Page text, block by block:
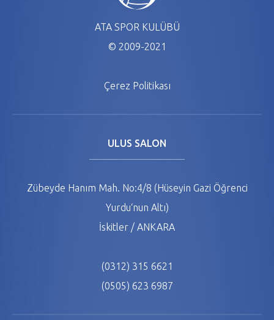
ATA SPOR KULÜBÜ
© 2009-2021
Çerez Politikası
ULUS SALON
Zübeyde Hanım Mah. No:4/8 (Hüseyin Gazi Öğrenci
Yurdu‘nun Altı)
İskitler / ANKARA
(0312) 315 6621
(0505) 623 6987